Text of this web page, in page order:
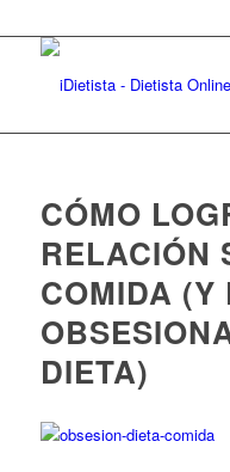
CÓMO
RELACIÓN
COMIDA (Y
DIETA)